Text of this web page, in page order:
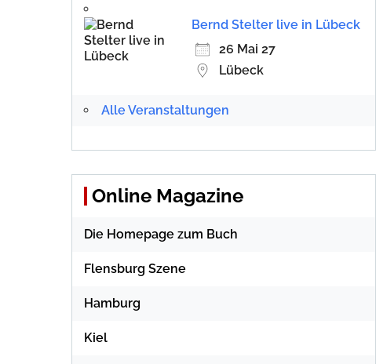
Bernd Stelter live in Lübeck
26 Mai 27
Lübeck
Alle Veranstaltungen
Online Magazine
Die Homepage zum Buch
Flensburg Szene
Hamburg
Kiel